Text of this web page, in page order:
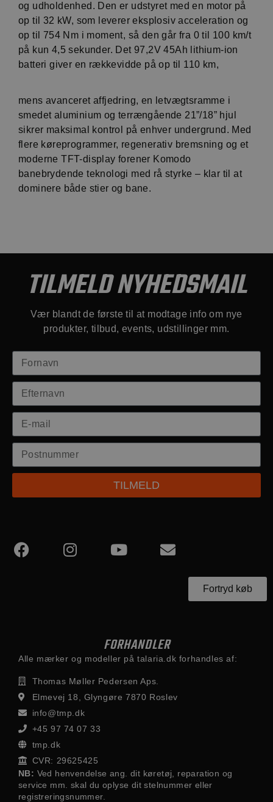
og udholdenhed. Den er udstyret med en motor på
op til 32 kW, som leverer eksplosiv acceleration og
op til 754 Nm i moment, så den går fra 0 til 100 km/t
på kun 4,5 sekunder. Det 97,2V 45Ah lithium-ion
batteri giver en rækkevidde på op til 110 km,
mens avanceret affjedring, en letvægtsramme i
smedet aluminium og terrængående 21”/18” hjul
sikrer maksimal kontrol på enhver undergrund. Med
flere køreprogrammer, regenerativ bremsning og et
moderne TFT-display forener Komodo
banebrydende teknologi med rå styrke – klar til at
dominere både stier og bane.
TILMELD NYHEDSMAIL
Vær blandt de første til at modtage info om nye
produkter, tilbud, events, udstillinger mm.
TILMELD
Fortryd køb
FORHANDLER
Alle mærker og modeller på talaria.dk forhandles af:
Thomas Møller Pedersen Aps.
Elmevej 18, Glyngøre 7870 Roslev
info@tmp.dk
+45 97 74 07 33
tmp.dk
CVR: 29625425
NB: Ved henvendelse ang. dit køretøj, reparation og
service mm. skal du oplyse dit stelnummer eller
registreringsnummer.